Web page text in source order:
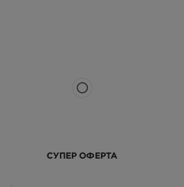
СУПЕР ОФЕРТА